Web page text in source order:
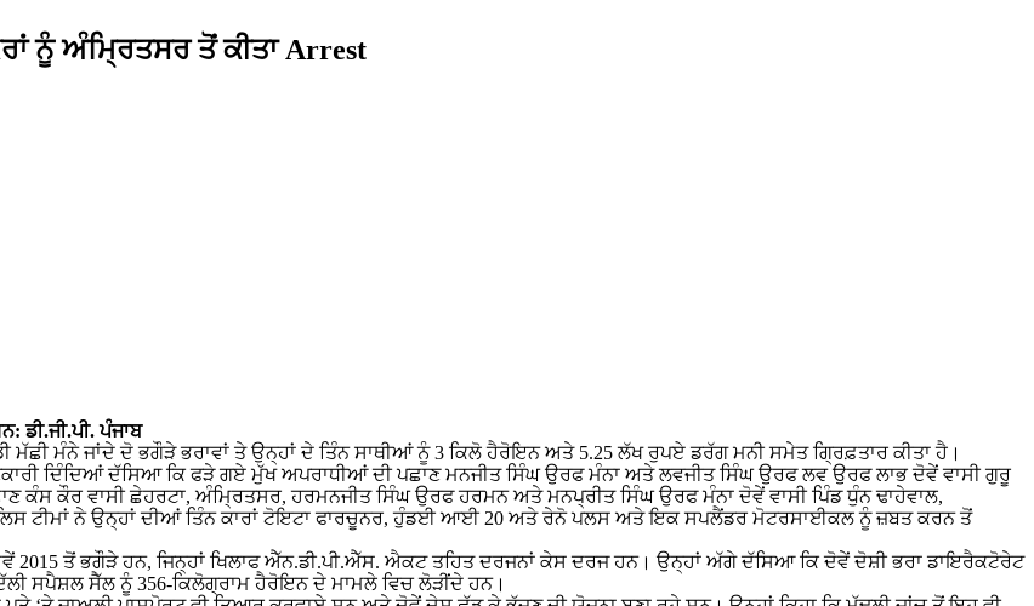
ਨੂੰ ਅੰਮ੍ਰਿਤਸਰ ਤੋਂ ਕੀਤਾ Arrest
ਡੀ.ਜੀ.ਪੀ. ਪੰਜਾਬ
ਮੰਨੇ ਜਾਂਦੇ ਦੋ ਭਗੌੜੇ ਭਰਾਵਾਂ ਤੇ ਉਨ੍ਹਾਂ ਦੇ ਤਿੰਨ ਸਾਥੀਆਂ ਨੂੰ 3 ਕਿਲੋ ਹੈਰੋਇਨ ਅਤੇ 5.25 ਲੱਖ ਰੁਪਏ ਡਰੱਗ ਮਨੀ ਸਮੇਤ ਗ੍ਰਿਫ਼ਤਾਰ ਕੀਤਾ ਹੈ।
ਦਿੰਦਿਆਂ ਦੱਸਿਆ ਕਿ ਫੜੇ ਗਏ ਮੁੱਖ ਅਪਰਾਧੀਆਂ ਦੀ ਪਛਾਣ ਮਨਜੀਤ ਸਿੰਘ ਉਰਫ ਮੰਨਾ ਅਤੇ ਲਵਜੀਤ ਸਿੰਘ ਉਰਫ ਲਵ ਉਰਫ ਲਾਭ ਦੋਵੇਂ ਵਾਸੀ ਗੁਰੂ
ਕੰਸ ਕੌਰ ਵਾਸੀ ਛੇਹਰਟਾ, ਅੰਮ੍ਰਿਤਸਰ, ਹਰਮਨਜੀਤ ਸਿੰਘ ਉਰਫ ਹਰਮਨ ਅਤੇ ਮਨਪ੍ਰੀਤ ਸਿੰਘ ਉਰਫ ਮੰਨਾ ਦੋਵੇਂ ਵਾਸੀ ਪਿੰਡ ਧੁੰਨ ਢਾਹੇਵਾਲ,
ਟੀਮਾਂ ਨੇ ਉਨ੍ਹਾਂ ਦੀਆਂ ਤਿੰਨ ਕਾਰਾਂ ਟੋਇਟਾ ਫਾਰਚੂਨਰ, ਹੁੰਡਈ ਆਈ 20 ਅਤੇ ਰੇਨੋ ਪਲਸ ਅਤੇ ਇਕ ਸਪਲੈਂਡਰ ਮੋਟਰਸਾਈਕਲ ਨੂੰ ਜ਼ਬਤ ਕਰਨ ਤੋਂ
2015 ਤੋਂ ਭਗੌੜੇ ਹਨ, ਜਿਨ੍ਹਾਂ ਖਿਲਾਫ ਐੱਨ.ਡੀ.ਪੀ.ਐੱਸ. ਐਕਟ ਤਹਿਤ ਦਰਜਨਾਂ ਕੇਸ ਦਰਜ ਹਨ। ਉਨ੍ਹਾਂ ਅੱਗੇ ਦੱਸਿਆ ਕਿ ਦੋਵੇਂ ਦੋਸ਼ੀ ਭਰਾ ਡਾਇਰੈਕਟੋਰੇਟ
ਸਪੈਸ਼ਲ ਸੈੱਲ ਨੂੰ 356-ਕਿਲੋਗ੍ਰਾਮ ਹੈਰੋਇਨ ਦੇ ਮਾਮਲੇ ਵਿਚ ਲੋੜੀਂਦੇ ਹਨ।